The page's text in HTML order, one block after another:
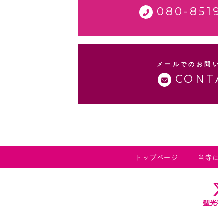
080-
メールでのお問
トップページ 当寺
聖